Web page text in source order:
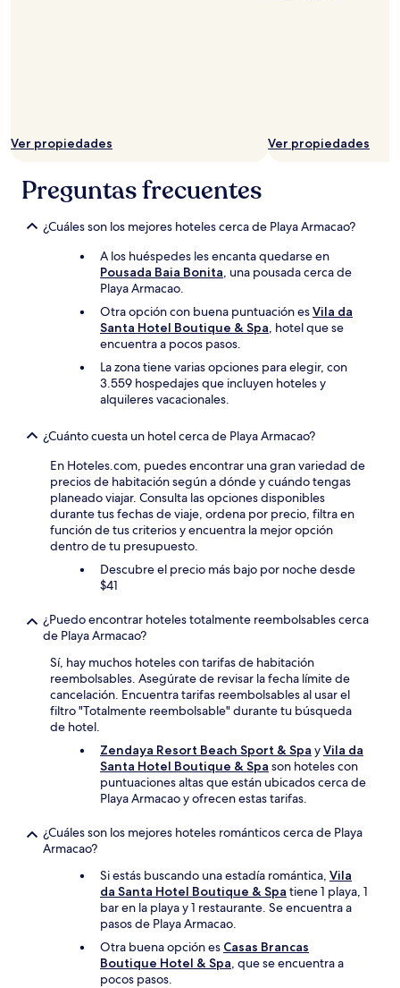
Ver propiedades Ver propiedades
Preguntas frecuentes
¿Cuáles son los mejores hoteles cerca de Playa Armacao?
A los huéspedes les encanta quedarse en
Pousada Baia Bonita, una pousada cerca de
Playa Armacao.
Otra opción con buena puntuación esVila da
Santa Hotel Boutique & Spa, hotel que se
encuentra a pocos pasos.
La zona tiene varias opciones para elegir, con
3.559 hospedajes que incluyen hoteles y
alquileres vacacionales.
¿Cuánto cuesta un hotel cerca de Playa Armacao?
En Hoteles.com, puedes encontrar una gran variedad de
precios de habitación según a dónde y cuándo tengas
planeado viajar. Consulta las opciones disponibles
durante tus fechas de viaje, ordena por precio, filtra en
función de tus criterios y encuentra la mejor opción
dentro de tu presupuesto.
Descubre el precio más bajo por noche desde
$41
¿Puedo encontrar hoteles totalmente reembolsables cerca
de Playa Armacao?
Sí, hay muchos hoteles con tarifas de habitación
reembolsables. Asegúrate de revisar la fecha límite de
cancelación. Encuentra tarifas reembolsables al usar el
filtro "Totalmente reembolsable" durante tu búsqueda
de hotel.
Zendaya Resort Beach Sport & Spa yVila da
Santa Hotel Boutique & Spa son hoteles con
puntuaciones altas que están ubicados cerca de
Playa Armacao y ofrecen estas tarifas.
¿Cuáles son los mejores hoteles románticos cerca de Playa
Armacao?
Si estás buscando una estadía romántica, Vila
da Santa Hotel Boutique & Spa tiene 1 playa, 1
bar en la playa y 1 restaurante. Se encuentra a
pasos de Playa Armacao.
Otra buena opción es Casas Brancas
Boutique Hotel & Spa, que se encuentra a
pocos pasos.